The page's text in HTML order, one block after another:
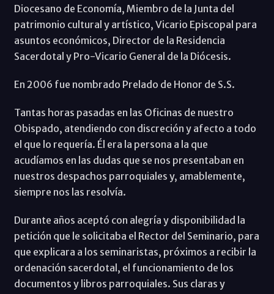
Diocesano de Economía, Miembro de la Junta del
patrimonio cultural y artístico, Vicario Episcopal para
asuntos económicos, Director de la Residencia
Sacerdotal y Pro-Vicario General de la Diócesis.
En 2006 fue nombrado Prelado de Honor de S.S.
Tantas horas pasadas en las Oficinas de nuestro
Obispado, atendiendo con discreción y afecto a todo
el que lo requería. Él era la persona a la que
acudíamos en las dudas que se nos presentaban en
nuestros despachos parroquiales y, amablemente,
siempre nos las resolvía.
Durante años aceptó con alegría y disponibilidad la
petición que le solicitaba el Rector del Seminario, para
que explicara a los seminaristas, próximos a recibir la
ordenación sacerdotal, el funcionamiento de los
documentos y libros parroquiales. Sus claras y